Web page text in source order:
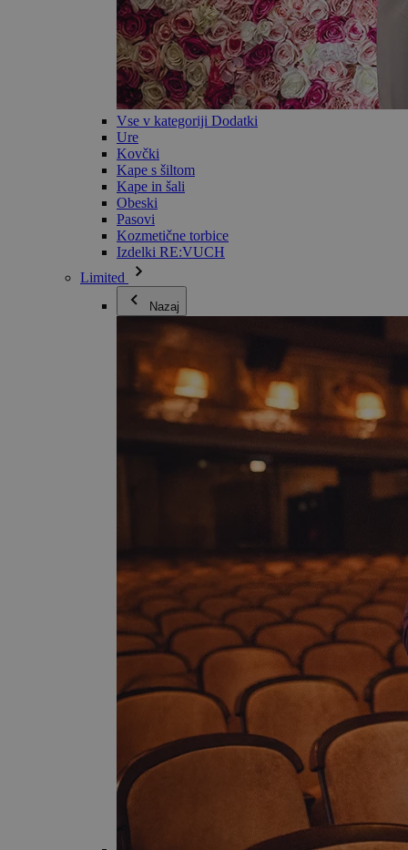
Vse v kategoriji Dodatki
Ure
Kovčki
Kape s šiltom
Kape in šali
Obeski
Pasovi
Kozmetične torbice
Izdelki RE:VUCH
Limited
Nazaj